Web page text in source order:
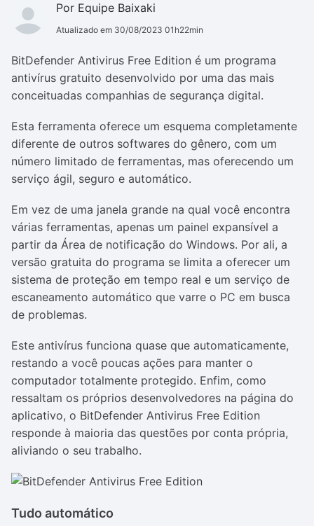
Por Equipe Baixaki
Atualizado em 30/08/2023 01h22min
BitDefender Antivirus Free Edition é um programa
antivírus gratuito desenvolvido por uma das mais
conceituadas companhias de segurança digital.
Esta ferramenta oferece um esquema completamente
diferente de outros softwares do gênero, com um
número limitado de ferramentas, mas oferecendo um
serviço ágil, seguro e automático.
Em vez de uma janela grande na qual você encontra
várias ferramentas, apenas um painel expansível a
partir da Área de notificação do Windows. Por ali, a
versão gratuita do programa se limita a oferecer um
sistema de proteção em tempo real e um serviço de
escaneamento automático que varre o PC em busca
de problemas.
Este antivírus funciona quase que automaticamente,
restando a você poucas ações para manter o
computador totalmente protegido. Enfim, como
ressaltam os próprios desenvolvedores na página do
aplicativo, o BitDefender Antivirus Free Edition
responde à maioria das questões por conta própria,
aliviando o seu trabalho.
Tudo automático